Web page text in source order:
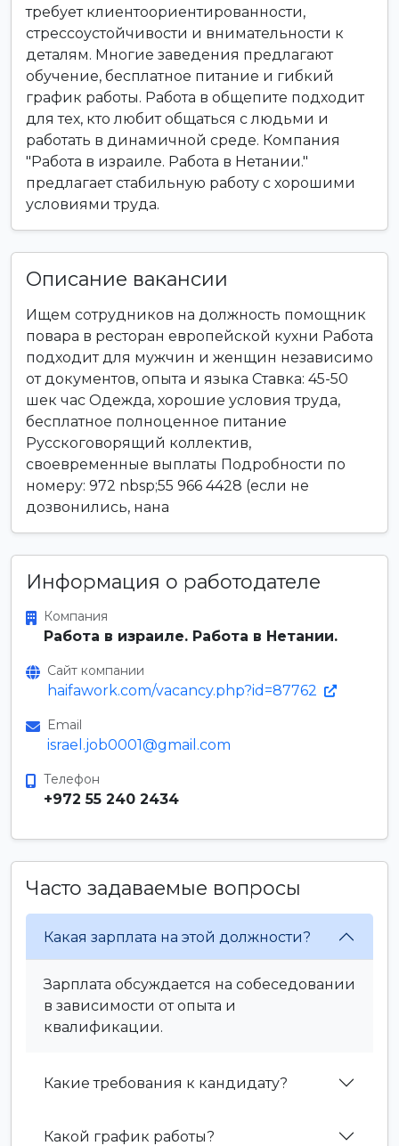
требует клиентоориентированности,
стрессоустойчивости и внимательности к
деталям. Многие заведения предлагают
обучение, бесплатное питание и гибкий
график работы. Работа в общепите подходит
для тех, кто любит общаться с людьми и
работать в динамичной среде. Компания
"Работа в израиле. Работа в Нетании."
предлагает стабильную работу с хорошими
условиями труда.
Описание вакансии
Ищем сотрудников на должность помощник
повара в ресторан европейской кухни Работа
подходит для мужчин и женщин независимо
от документов, опыта и языка Ставка: 45-50
шек час Одежда, хорошие условия труда,
бесплатное полноценное питание
Русскоговорящий коллектив,
своевременные выплаты Подробности по
номеру: 972 nbsp;55 966 4428 (если не
дозвонились, нана
Информация о работодателе
Компания
Работа в израиле. Работа в Нетании.
Сайт компании
haifawork.com/vacancy.php?id=87762
Email
israel.job0001@gmail.com
Телефон
+972 55 240 2434
Часто задаваемые вопросы
Какая зарплата на этой должности?
Зарплата обсуждается на собеседовании
в зависимости от опыта и
квалификации.
Какие требования к кандидату?
Какой график работы?